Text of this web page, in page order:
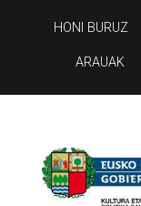
HONI BURUZ
ARAUAK